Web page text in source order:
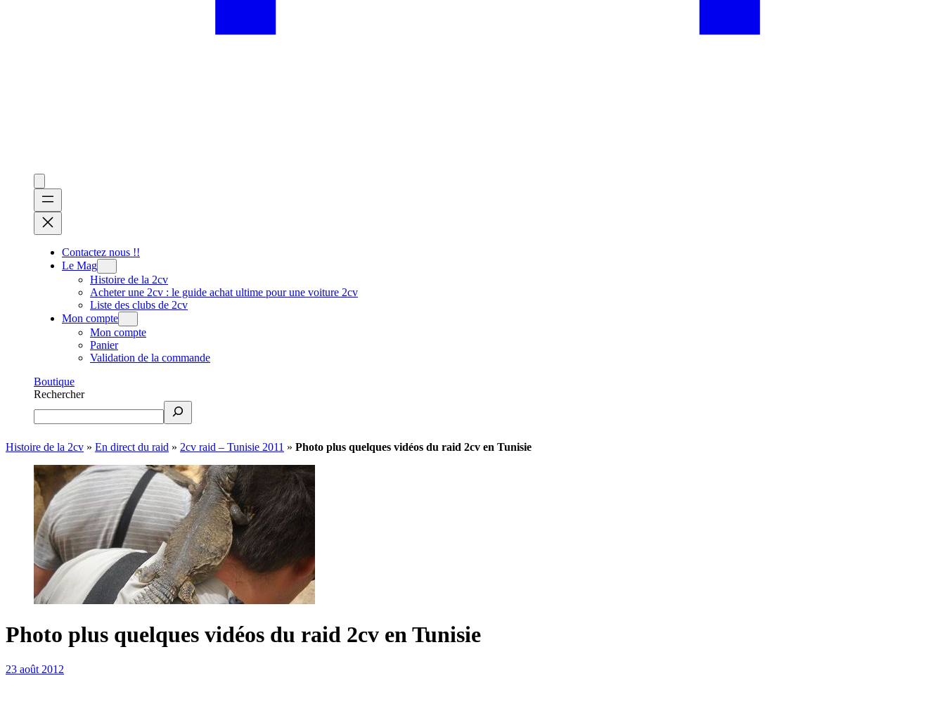
Contactez nous !!
Le Mag
Histoire de la 2cv
Acheter une 2cv : le guide achat ultime pour une voiture 2cv
Liste des clubs de 2cv
Mon compte
Mon compte
Panier
Validation de la commande
Boutique
Rechercher
Histoire de la 2cv » En direct du raid » 2cv raid – Tunisie 2011 » Photo plus quelques vidéos du raid 2cv en Tunisie
Photo plus quelques vidéos du raid 2cv en Tunisie
23 août 2012